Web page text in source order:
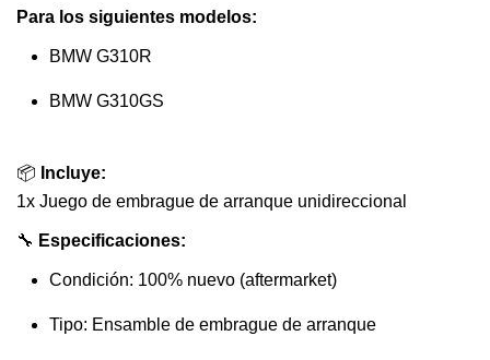
Para los siguientes modelos:
BMW G310R
BMW G310GS
📦 Incluye:
1x Juego de embrague de arranque unidireccional
🔧 Especificaciones:
Condición: 100% nuevo (aftermarket)
Tipo: Ensamble de embrague de arranque